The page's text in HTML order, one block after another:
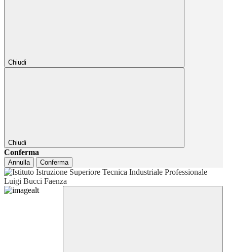
Chiudi
Chiudi
Conferma
Annulla Conferma